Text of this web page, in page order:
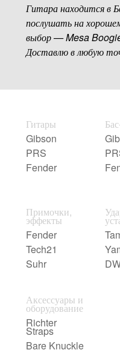
Гитара находится в
послушать на
выбор — Mesa
Доставлю в любую
Гитары
Gibson
PRS
Fender
Примочки,
эффекты
Fender
Tech21
Suhr
Аксессуары и
оборудование
Richter
Straps
Bare Knuckle